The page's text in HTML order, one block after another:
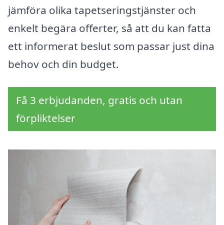
jämföra olika tapetseringstjänster och
enkelt begära offerter, så att du kan fatta
ett informerat beslut som passar just dina
behov och din budget.
Få 3 erbjudanden, gratis och utan
förpliktelser